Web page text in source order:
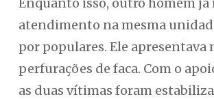
atendimento na mesma
por populares. Ele
perfurações de faca. Com o
as duas vítimas foram